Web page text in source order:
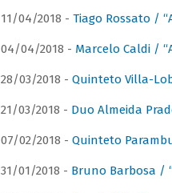
11/04/2018 - Tiago Rossato /
04/04/2018 - Marcelo Caldi /
28/03/2018 - Quinteto Villa-
21/03/2018 - Duo Almeida
07/02/2018 - Quinteto
31/01/2018 - Bruno Barbosa /